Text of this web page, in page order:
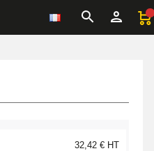
32,42 € HT